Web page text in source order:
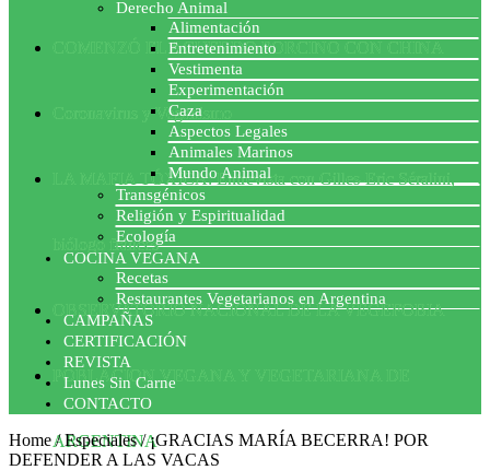
COMENZÓ EL ACUERDO PORCINO CON CHINA
Coronavirus y Veganismo
LA MAFIA TÓXICA: Entrevista con Gilles-Eric Séralini,
biólogo francés
OBSERVATORIO NACIONAL DE LA VEGEFOBIA
POBLACION VEGANA Y VEGETARIANA DE
ARGENTINA
Derecho Animal
Alimentación
Entretenimiento
Vestimenta
Experimentación
Caza
Aspectos Legales
Animales Marinos
Mundo Animal
Transgénicos
Religión y Espiritualidad
Ecología
COCINA VEGANA
Recetas
Restaurantes Vegetarianos en Argentina
CAMPAÑAS
CERTIFICACIÓN
REVISTA
Lunes Sin Carne
CONTACTO
Home/Especiales/¡GRACIAS MARÍA BECERRA! POR
DEFENDER A LAS VACAS